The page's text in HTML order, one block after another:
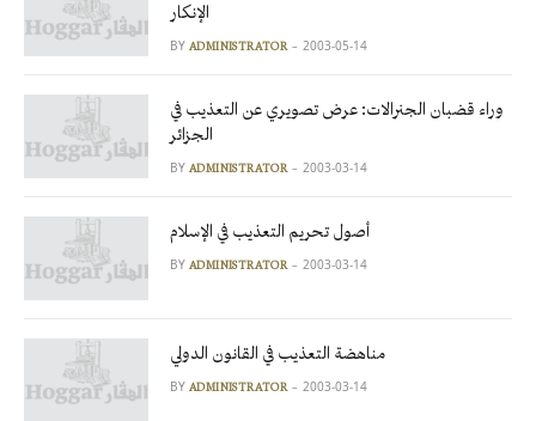
الإنكار
BY ADMINISTRATOR 2003-05-14
وراء قضبان الجنرالات: عرض تصويري عن التعذيب في
الجزائر
BY ADMINISTRATOR 2003-03-14
أصول تحريم التعذيب في الإسلام
BY ADMINISTRATOR 2003-03-14
مناهضة التعذيب في القانون الدولي
BY ADMINISTRATOR 2003-03-14